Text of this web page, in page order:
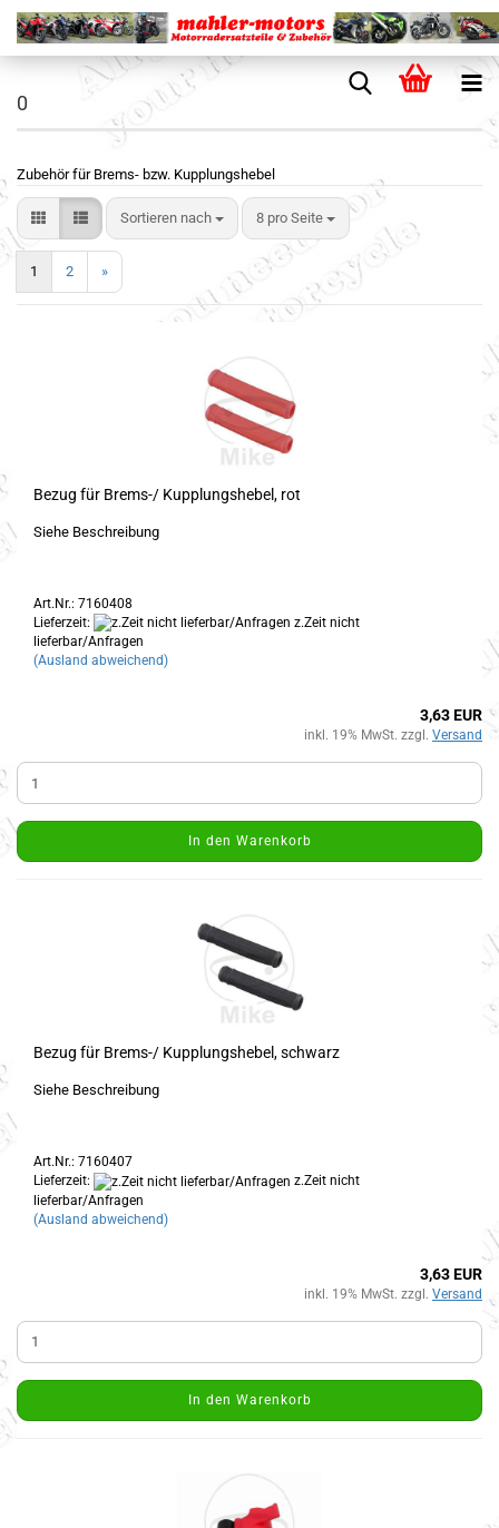
0
Zubehör für Brems- bzw. Kupplungshebel
Sortieren nach 8 pro Seite
1 2 »
Bezug für Brems-/ Kupplungshebel, rot
Siehe Beschreibung
Art.Nr.: 7160408
Lieferzeit:
z.Zeit nicht
lieferbar/Anfragen
(Ausland abweichend)
3,63 EUR
inkl. 19% MwSt. zzgl. Versand
In den Warenkorb
Bezug für Brems-/ Kupplungshebel, schwarz
Siehe Beschreibung
Art.Nr.: 7160407
Lieferzeit:
z.Zeit nicht
lieferbar/Anfragen
(Ausland abweichend)
3,63 EUR
inkl. 19% MwSt. zzgl. Versand
In den Warenkorb